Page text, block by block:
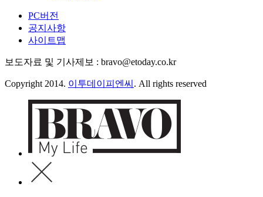
PC버전
공지사항
사이트맵
보도자료 및 기사제보 : bravo@etoday.co.kr
Copyright 2014. 이투데이피엔씨 . All rights reserved